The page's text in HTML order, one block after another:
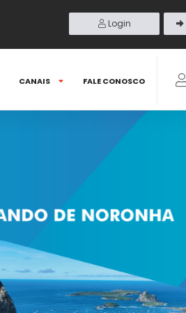
Login
CANAIS FALE CONOSCO